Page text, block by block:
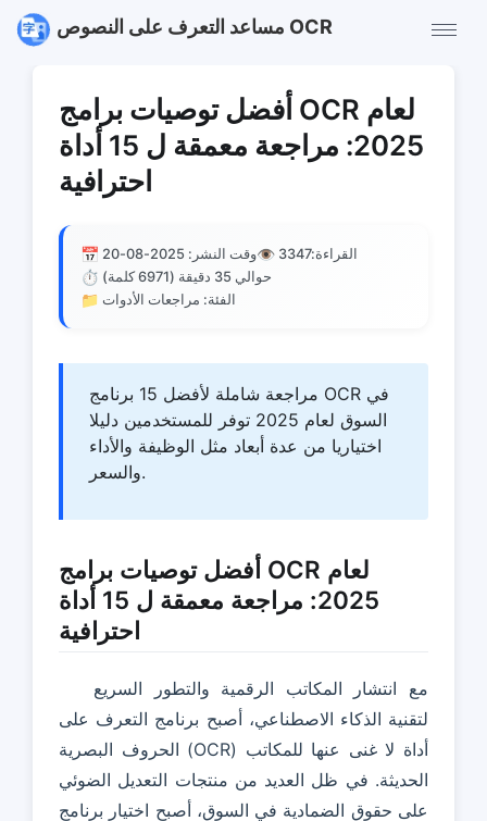
مساعد التعرف على النصوص OCR
أفضل توصيات برامج OCR لعام
2025: مراجعة معمقة ل 15 أداة
احترافية
📅 وقت النشر: 2025-08-20👁️ القراءة:3347
⏱️ حوالي 35 دقيقة (6971 كلمة)
📁 الفئة: مراجعات الأدوات
مراجعة شاملة لأفضل 15 برنامج OCR في
السوق لعام 2025 توفر للمستخدمين دليلا
اختياريا من عدة أبعاد مثل الوظيفة والأداء
والسعر.
أفضل توصيات برامج OCR لعام
2025: مراجعة معمقة ل 15 أداة
احترافية
مع انتشار المكاتب الرقمية والتطور السريع
لتقنية الذكاء الاصطناعي، أصبح برنامج التعرف على
الحروف البصرية (OCR) أداة لا غنى عنها للمكاتب
الحديثة. في ظل العديد من منتجات التعديل الضوئي
على حقوق الضمادية في السوق، أصبح اختيار برنامج